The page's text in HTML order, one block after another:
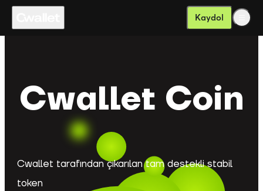
Kaydol
Cwallet Coin
Cwallet tarafından çıkarılan tam destekli stabil
token